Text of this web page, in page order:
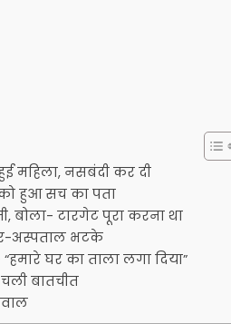
महिला, नसबंदी कर दी
हुआ सच का पता
बोला- टारगेट पूरा करना था
अस्पताल भटके
घर का ताला लगा दिया”
बातचीत